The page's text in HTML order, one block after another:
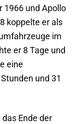
1966 und Apollo
koppelte er als
im
er 8 Tage und
eine
und 31
Ende der